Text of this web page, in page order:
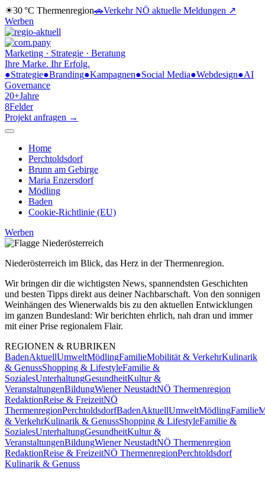
☀30 °C Thermenregion🚗Verkehr NÖ aktuelle Meldungen ↗
Werben
Marketing · Strategie · Beratung
Ihre Marke. Ihr Erfolg.
●Strategie●Branding●Kampagnen●Social Media●Webdesign●AI
Governance
20+Jahre
8Felder
Projekt anfragen →
Home
Perchtoldsdorf
Brunn am Gebirge
Maria Enzersdorf
Mödling
Baden
Cookie-Richtlinie (EU)
Werben
Niederösterreich im Blick, das Herz in der Thermenregion.
Wir bringen dir die wichtigsten News, spannendsten Geschichten
und besten Tipps direkt aus deiner Nachbarschaft. Von den sonnigen
Weinhängen des Wienerwalds bis zu den aktuellen Entwicklungen
im ganzen Bundesland: Wir berichten ehrlich, nah dran und immer
mit einer Prise regionalem Flair.
REGIONEN & RUBRIKEN
BadenAktuellUmweltMödlingFamilieMobilität & VerkehrKulinarik
& GenussShopping & LifestyleFamilie &
SozialesUnterhaltungGesundheitKultur &
VeranstaltungenBildungWiener NeustadtNÖ Thermenregion
RedaktionReise & FreizeitNÖ
ThermenregionPerchtoldsdorfBadenAktuellUmweltMödlingFamilie
& VerkehrKulinarik & GenussShopping & LifestyleFamilie &
SozialesUnterhaltungGesundheitKultur &
VeranstaltungenBildungWiener NeustadtNÖ Thermenregion
RedaktionReise & FreizeitNÖ ThermenregionPerchtoldsdorf
Kulinarik & Genuss